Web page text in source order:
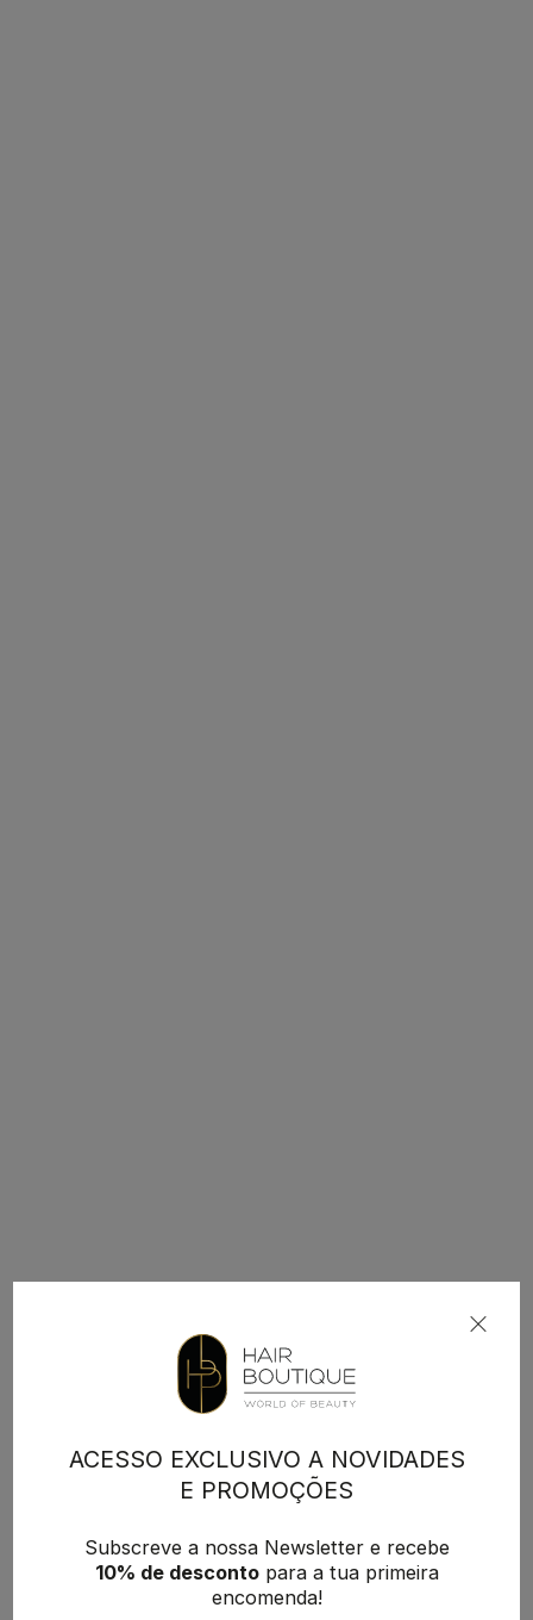
ACESSO EXCLUSIVO A NOVIDADES
E PROMOÇÕES
Subscreve a nossa Newsletter e recebe
10% de descontopara a tua primeira
encomenda!